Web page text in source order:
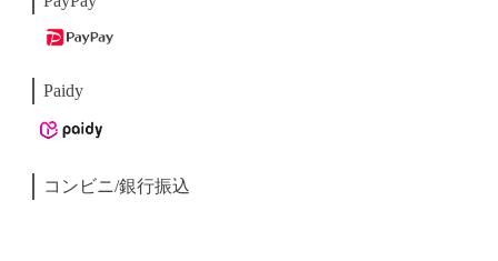
Paidy
コンビニ/銀行振込